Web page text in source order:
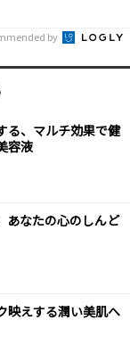
by
る、マルチ効果で健
容液
あなたの心のしんど
映えする潤い美肌へ